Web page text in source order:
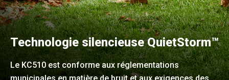
Technologie silencieuse QuietStorm™
Le KC510 est conforme aux réglementations